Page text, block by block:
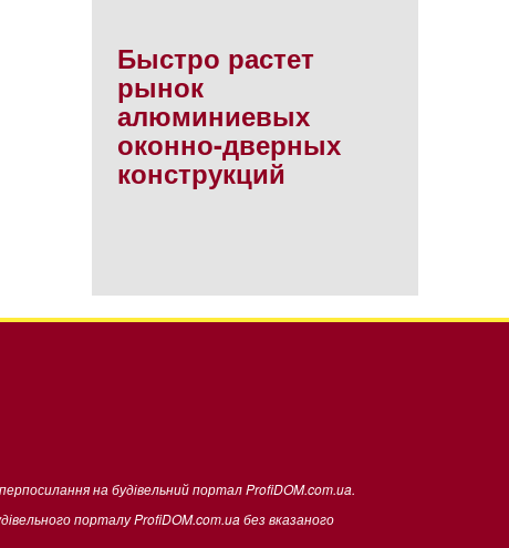
Быстро растет
рынок
алюминиевых
оконно-дверных
конструкций
на будівельний портал ProfiDOM.com.ua.
порталу ProfiDOM.com.ua без вказаного